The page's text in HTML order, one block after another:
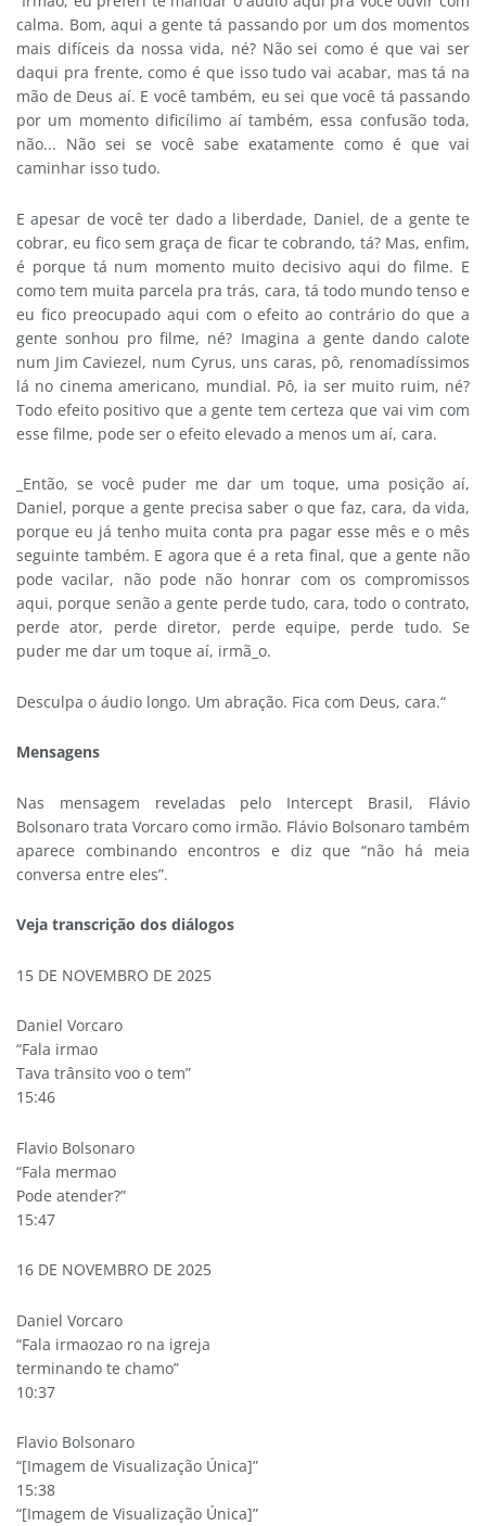
calma. Bom, aqui a gente tá passando por um dos momentos
mais difíceis da nossa vida, né? Não sei como é que vai ser
daqui pra frente, como é que isso tudo vai acabar, mas tá na
mão de Deus aí. E você também, eu sei que você tá passando
por um momento dificílimo aí também, essa confusão toda,
não... Não sei se você sabe exatamente como é que vai
caminhar isso tudo.
E apesar de você ter dado a liberdade, Daniel, de a gente te
cobrar, eu fico sem graça de ficar te cobrando, tá? Mas, enfim,
é porque tá num momento muito decisivo aqui do filme. E
como tem muita parcela pra trás, cara, tá todo mundo tenso e
eu fico preocupado aqui com o efeito ao contrário do que a
gente sonhou pro filme, né? Imagina a gente dando calote
num Jim Caviezel, num Cyrus, uns caras, pô, renomadíssimos
lá no cinema americano, mundial. Pô, ia ser muito ruim, né?
Todo efeito positivo que a gente tem certeza que vai vim com
esse filme, pode ser o efeito elevado a menos um aí, cara.
_Então, se você puder me dar um toque, uma posição aí,
Daniel, porque a gente precisa saber o que faz, cara, da vida,
porque eu já tenho muita conta pra pagar esse mês e o mês
seguinte também. E agora que é a reta final, que a gente não
pode vacilar, não pode não honrar com os compromissos
aqui, porque senão a gente perde tudo, cara, todo o contrato,
perde ator, perde diretor, perde equipe, perde tudo. Se
puder me dar um toque aí, irmã_o.
Desculpa o áudio longo. Um abração. Fica com Deus, cara.“
Mensagens
Nas mensagem reveladas pelo Intercept Brasil, Flávio
Bolsonaro trata Vorcaro como irmão. Flávio Bolsonaro também
aparece combinando encontros e diz que “não há meia
conversa entre eles”.
Veja transcrição dos diálogos
15 DE NOVEMBRO DE 2025
Daniel Vorcaro
“Fala irmao
Tava trânsito voo o tem”
15:46
Flavio Bolsonaro
“Fala mermao
Pode atender?”
15:47
16 DE NOVEMBRO DE 2025
Daniel Vorcaro
“Fala irmaozao ro na igreja
terminando te chamo”
10:37
Flavio Bolsonaro
“[Imagem de Visualização Única]”
15:38
“[Imagem de Visualização Única]”